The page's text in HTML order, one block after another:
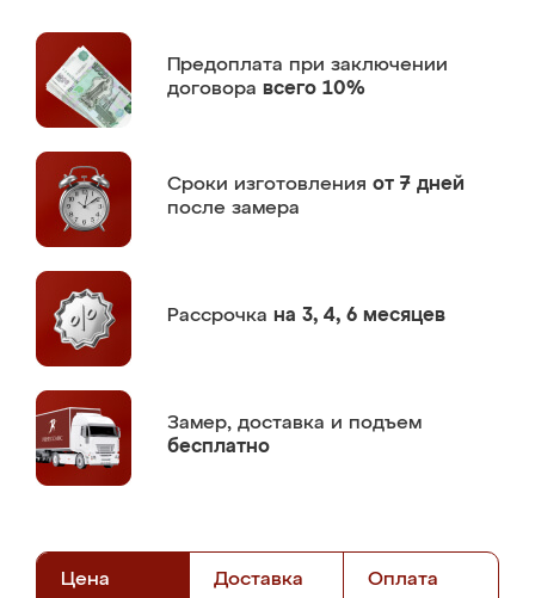
Предоплата при заключении
договора всего 10%
Сроки изготовления от 7 дней
после замера
Рассрочка на 3, 4, 6 месяцев
Замер, доставка и подъем
бесплатно
Цена Доставка Оплата